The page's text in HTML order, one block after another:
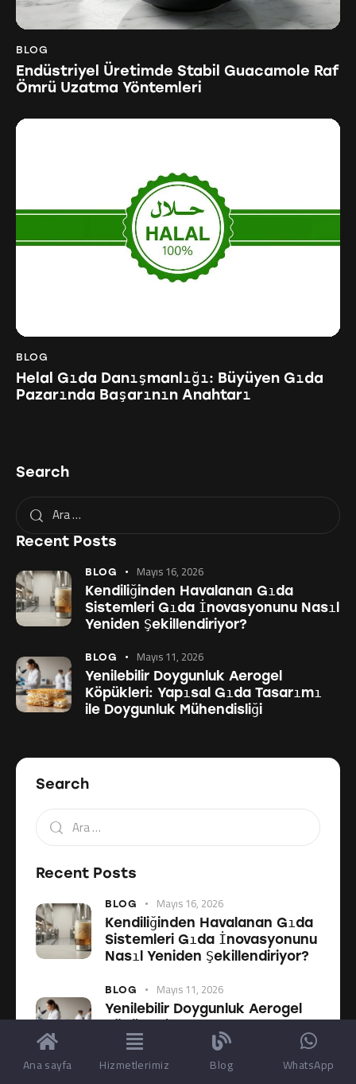
BLOG
Endüstriyel Üretimde Stabil Guacamole Raf
Ömrü Uzatma Yöntemleri
BLOG
Helal Gıda Danışmanlığı: Büyüyen Gıda
Pazarında Başarının Anahtarı
Search
Recent Posts
BLOG Mayıs 16, 2026
Kendiliğinden Havalanan Gıda
Sistemleri Gıda İnovasyonunu Nasıl
Yeniden Şekillendiriyor?
BLOG Mayıs 11, 2026
Yenilebilir Doygunluk Aerogel
Köpükleri: Yapısal Gıda Tasarımı
ile Doygunluk Mühendisliği
Search
Recent Posts
BLOG Mayıs 16, 2026
Kendiliğinden Havalanan Gıda
Sistemleri Gıda İnovasyonunu
Nasıl Yeniden Şekillendiriyor?
BLOG Mayıs 11, 2026
Yenilebilir Doygunluk Aerogel
Köpükleri: Yapısal Gıda
Tasarımı ile Doygunluk
Mühendisliği
Ana sayfa Hizmetlerimiz Blog WhatsApp